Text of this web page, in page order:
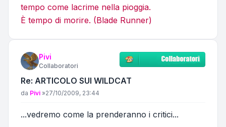
tempo come lacrime nella pioggia.
È tempo di morire. (Blade Runner)
Pivi
Collaboratori
Re: ARTICOLO SUI WILDCAT
Messaggio
da Pivi »27/10/2009, 23:44
...vedremo come la prenderanno i critici...